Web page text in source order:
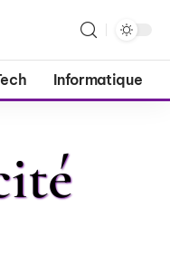
Informatique